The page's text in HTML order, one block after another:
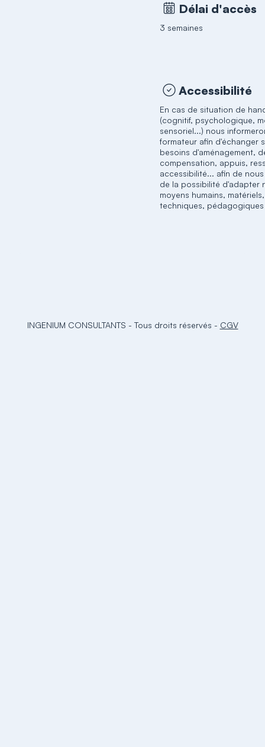
Délai d'accès
3 semaines
Accessibilité
En cas de situation de
(cognitif, psychologique,
sensoriel...) nous
formateur afin d'échanger
besoins d'aménagement,
compensation, appuis,
accessibilité... afin de
de la possibilité d'adapter
moyens humains, matériels,
techniques, pédagogiques
INGENIUM CONSULTANTS - Tous droits réservés - CGV